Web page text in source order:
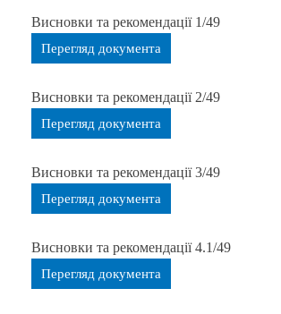
Висновки та рекомендації 1/49
Перегляд документа
Висновки та рекомендації 2/49
Перегляд документа
Висновки та рекомендації 3/49
Перегляд документа
Висновки та рекомендації 4.1/49
Перегляд документа